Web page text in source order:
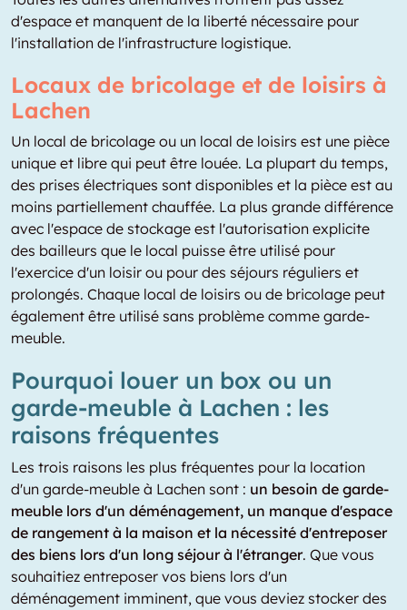
d'espace et manquent de la liberté nécessaire pour
l'installation de l'infrastructure logistique.
Locaux de bricolage et de loisirs à
Lachen
Un local de bricolage ou un local de loisirs est une pièce
unique et libre qui peut être louée. La plupart du temps,
des prises électriques sont disponibles et la pièce est au
moins partiellement chauffée. La plus grande différence
avec l'espace de stockage est l'autorisation explicite
des bailleurs que le local puisse être utilisé pour
l'exercice d'un loisir ou pour des séjours réguliers et
prolongés. Chaque local de loisirs ou de bricolage peut
également être utilisé sans problème comme garde-
meuble.
Pourquoi louer un box ou un
garde-meuble à Lachen : les
raisons fréquentes
Les trois raisons les plus fréquentes pour la location
d'un garde-meuble à Lachen sont : un besoin de garde-
meuble lors d'un déménagement, un manque d'espace
de rangement à la maison et la nécessité d'entreposer
des biens lors d'un long séjour à l'étranger. Que vous
souhaitiez entreposer vos biens lors d'un
déménagement imminent, que vous deviez stocker des